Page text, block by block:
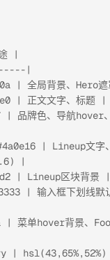
|
|
| 全局背景、Hero
| 正文文字、标题 |
牌色、导航hover、
| Lineup文字
|
| Lineup区块背景 |
| 输入框下划线默
菜单hover背景、
|